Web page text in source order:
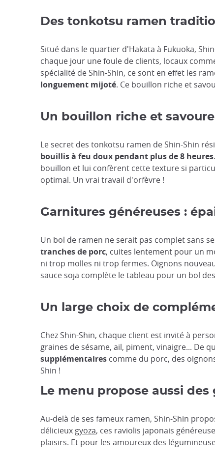
Des tonkotsu ramen
Situé dans le quartier d'Hakata à Fukuoka,
chaque jour une foule de clients, locaux
spécialité de Shin-Shin, ce sont en effet les
longuement mijoté. Ce bouillon riche et
Un bouillon riche et
Le secret des tonkotsu ramen de Shin-Shin
bouillis à feu doux pendant plus de 8 heures
bouillon et lui confèrent cette texture si
optimal. Un vrai travail d'orfèvre !
Garnitures généreuses :
Un bol de ramen ne serait pas complet sans
tranches de porc, cuites lentement pour un
ni trop molles ni trop fermes. Oignons
sauce soja complète le tableau pour un bol
Un large choix de
Chez Shin-Shin, chaque client est invité à
graines de sésame, ail, piment, vinaigre... De
supplémentaires comme du porc, des
Shin !
Le menu propose aussi
Au-delà de ses fameux ramen, Shin-Shin
délicieux gyoza, ces raviolis japonais
plaisirs. Et pour les amoureux des